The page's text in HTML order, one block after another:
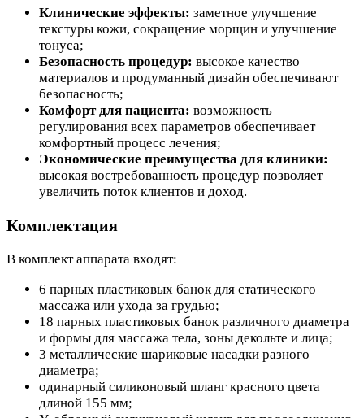
Клинические эффекты: заметное улучшение
текстуры кожи, сокращение морщин и улучшение
тонуса;
Безопасность процедур: высокое качество
материалов и продуманный дизайн обеспечивают
безопасность;
Комфорт для пациента: возможность
регулирования всех параметров обеспечивает
комфортный процесс лечения;
Экономические преимущества для клиники:
высокая востребованность процедур позволяет
увеличить поток клиентов и доход.
Комплектация
В комплект аппарата входят:
6 парных пластиковых банок для статического
массажа или ухода за грудью;
18 парных пластиковых банок различного диаметра
и формы для массажа тела, зоны декольте и лица;
3 металлические шариковые насадки разного
диаметра;
одинарный силиконовый шланг красного цвета
длиной 155 мм;